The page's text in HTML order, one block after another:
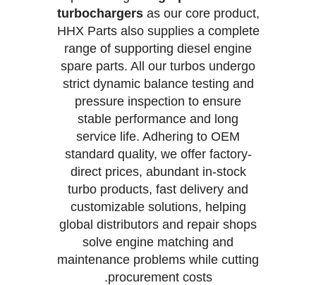
turbochargersas our core product,
HHX Parts also supplies a complete
range of supporting diesel engine
spare parts. All our turbos undergo
strict dynamic balance testing and
pressure inspection to ensure
stable performance and long
service life. Adhering to OEM
standard quality, we offer factory-
direct prices, abundant in-stock
turbo products, fast delivery and
customizable solutions, helping
global distributors and repair shops
solve engine matching and
maintenance problems while cutting
procurement costs.